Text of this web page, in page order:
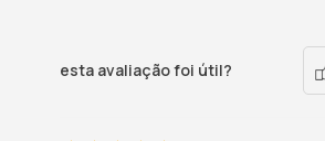
esta avaliação foi útil?